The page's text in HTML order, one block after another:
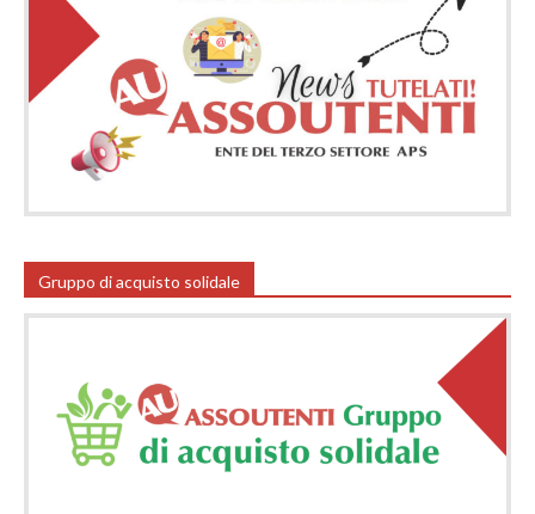
Gruppo di acquisto solidale